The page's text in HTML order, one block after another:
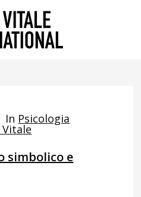
In Psicologia
simbolico e